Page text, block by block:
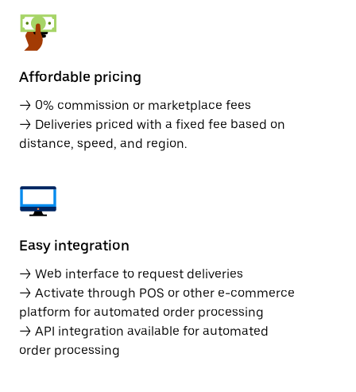
Affordable pricing
→ 0% commission or marketplace fees
→ Deliveries priced with a fixed fee based on
distance, speed, and region.
Easy integration
→ Web interface to request deliveries
→ Activate through POS or other e-commerce
platform for automated order processing
→ API integration available for automated
order processing